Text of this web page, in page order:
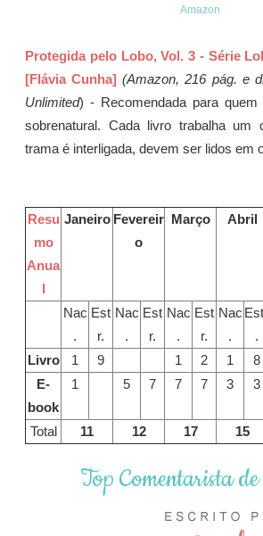
Amazon
Protegida pelo Lobo, Vol. 3 - Série
[Flávia Cunha] (Amazon, 216 pág. e
Unlimited) - Recomendada para
sobrenatural. Cada livro trabalha um
trama é interligada, devem ser lidos em
Resu
mo
Anua
Janeiro Fevereir
o
Março Abril
Nac
.
Est
r.
Nac
.
Est
r.
Nac
.
Est
r.
Nac
.
.
Livro
1 9 1 2 1 8
E-
book
1 5 7 7 7 3 3
Total 11 12 17 15
Top Comentarista